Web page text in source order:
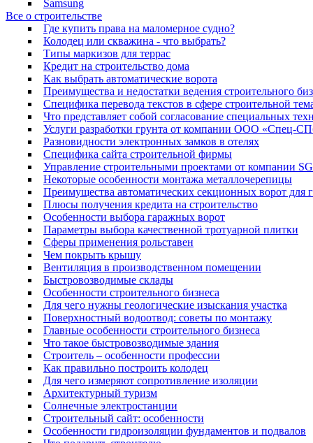
Samsung
Все о строительстве
Где купить права на маломерное судно?
Колодец или скважина - что выбрать?
Типы маркизов для террас
Кредит на строительство дома
Как выбрать автоматические ворота
Преимущества и недостатки ведения строительного
Специфика перевода текстов в сфере строительной
Что представляет собой согласование специальных
Услуги разработки грунта от компании ООО «Спец-
Разновидности электронных замков в отелях
Специфика сайта строительной фирмы
Управление строительными проектами от компании
Некоторые особенности монтажа металлочерепицы
Преимущества автоматических секционных ворот для
Плюсы получения кредита на строительство
Особенности выбора гаражных ворот
Параметры выбора качественной тротуарной плитки
Сферы применения рольставен
Чем покрыть крышу
Вентиляция в производственном помещении
Быстровозводимые склады
Особенности строительного бизнеса
Для чего нужны геологические изыскания участка
Поверхностный водоотвод: советы по монтажу
Главные особенности строительного бизнеса
Что такое быстровозводимые здания
Строитель – особенности профессии
Как правильно построить колодец
Для чего измеряют сопротивление изоляции
Архитектурный туризм
Солнечные электростанции
Строительный сайт: особенности
Особенности гидроизоляции фундаментов и подвалов